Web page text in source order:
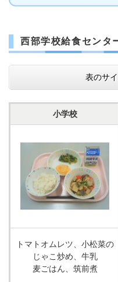
西部学校給食センタ
表のサ
小学校
トマトオムレツ、小松菜の
じゃこ炒め、牛乳
麦ごはん、筑前煮